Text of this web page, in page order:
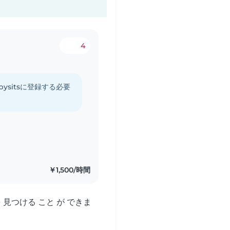
4
に登録する必要
￥1,500/時間
つける こと が できま